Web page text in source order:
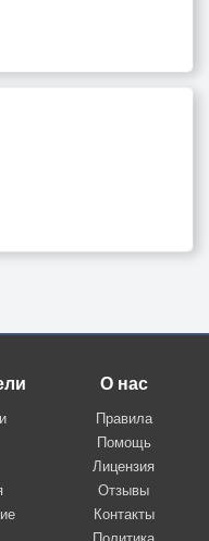
О нас
Правила
Помощь
Лицензия
Отзывы
Контакты